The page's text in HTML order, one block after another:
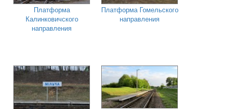
Платформа
Калинковичского
направления
Платформа Гомельского
направления